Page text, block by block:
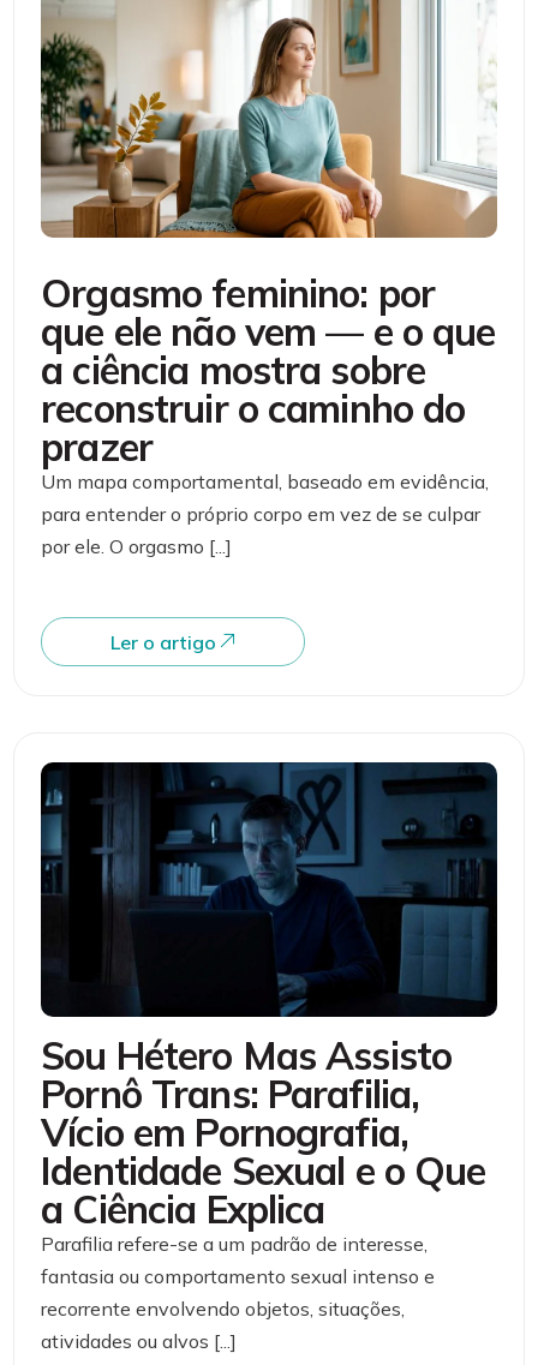
Orgasmo feminino: por
que ele não vem — e o que
a ciência mostra sobre
reconstruir o caminho do
prazer
Um mapa comportamental, baseado em evidência,
para entender o próprio corpo em vez de se culpar
por ele. O orgasmo [...]
Ler o artigo
Sou Hétero Mas Assisto
Pornô Trans: Parafilia,
Vício em Pornografia,
Identidade Sexual e o Que
a Ciência Explica
Parafilia refere-se a um padrão de interesse,
fantasia ou comportamento sexual intenso e
recorrente envolvendo objetos, situações,
atividades ou alvos [...]